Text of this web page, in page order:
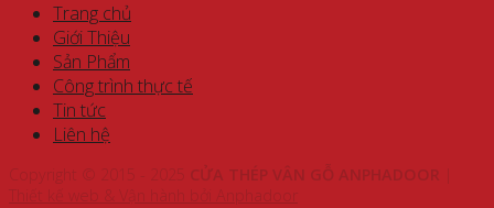
Trang chủ
Giới Thiệu
Sản Phẩm
Công trình thực tế
Tin tức
Liên hệ
Copyright © 2015 - 2025 CỬA THÉP VÂN GỖ ANPHADOOR |
Thiết kế web & Vận hành bởi Anphadoor